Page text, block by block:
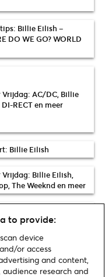
Billie Eilish –
DO WE GO? WORLD
Vrijdag: AC/DC, Billie
RECT en meer
Billie Eilish
Vrijdag: Billie Eilish,
The Weeknd en meer
Billie Eilish naar
to provide:
device
or access
and content,
research and